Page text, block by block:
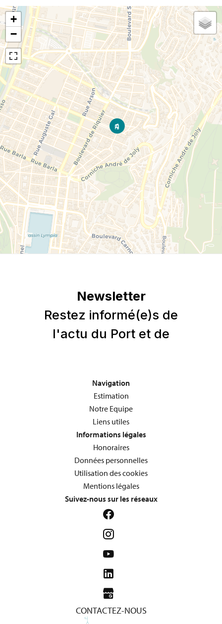
+
−
Navigation
Estimation
Notre Equipe
Liens utiles
Informations légales
Honoraires
Données personnelles
Utilisation des cookies
Mentions légales
Suivez-nous sur les réseaux
CONTACTEZ-NOUS